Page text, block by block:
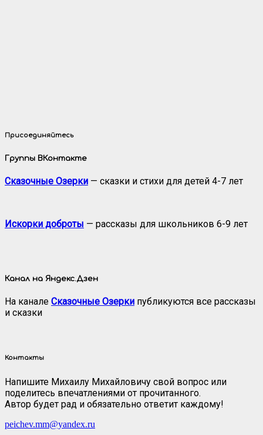
Присоединяйтесь
Группы ВКонтакте
Сказочные Озерки — сказки и стихи для детей 4-7 лет
Искорки доброты — рассказы для школьников 6-9 лет
Канал на Яндекс.Дзен
На канале Сказочные Озерки публикуются все рассказы
и сказки
Контакты
Напишите Михаилу Михайловичу свой вопрос или
поделитесь впечатлениями от прочитанного.
Автор будет рад и обязательно ответит каждому!
peichev.mm@yandex.ru